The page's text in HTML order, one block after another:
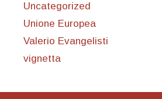
Uncategorized
Unione Europea
Valerio Evangelisti
vignetta